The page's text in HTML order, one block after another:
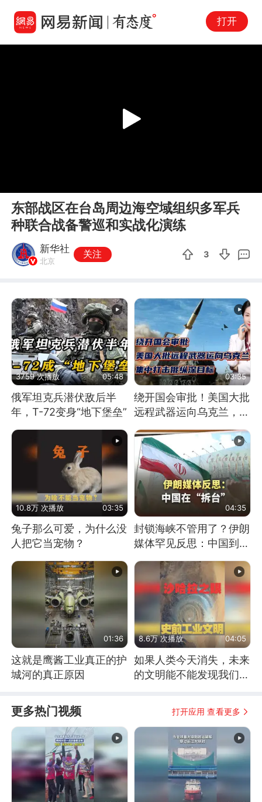
打开
Play
东部战区在台岛周边海空域组织多军兵
种联合战备警巡和实战化演练
新华社
北京
关注 3
3759 次播放 05:48
俄军坦克兵潜伏敌后半
年，T-72变身“地下堡垒”
03:35
绕开国会审批！美国大批
远程武器运向乌克兰，集
中打击俄纵深目标
10.8万 次播放 03:35
兔子那么可爱，为什么没
人把它当宠物？
04:35
封锁海峡不管用了？伊朗
媒体罕见反思：中国到底
01:36
这就是鹰酱工业真正的护
城河的真正原因
8.6万 次播放 04:05
如果人类今天消失，未来
的文明能不能发现我们存
更多热门视频 打开应用 查看更多